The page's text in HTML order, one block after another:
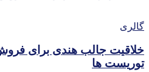
گالری
خلاقیت جالب هندی برای
توریست ها